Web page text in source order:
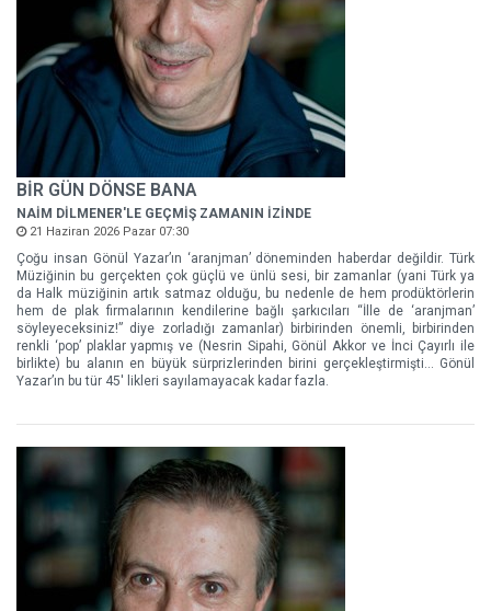
BİR GÜN DÖNSE BANA
NAİM DİLMENER'LE GEÇMİŞ ZAMANIN İZİNDE
21 Haziran 2026 Pazar 07:30
Çoğu insan Gönül Yazar’ın ‘aranjman’ döneminden haberdar değildir. Türk
Müziğinin bu gerçekten çok güçlü ve ünlü sesi, bir zamanlar (yani Türk ya
da Halk müziğinin artık satmaz olduğu, bu nedenle de hem prodüktörlerin
hem de plak firmalarının kendilerine bağlı şarkıcıları “İlle de ‘aranjman’
söyleyeceksiniz!” diye zorladığı zamanlar) birbirinden önemli, birbirinden
renkli ‘pop’ plaklar yapmış ve (Nesrin Sipahi, Gönül Akkor ve İnci Çayırlı ile
birlikte) bu alanın en büyük sürprizlerinden birini gerçekleştirmişti… Gönül
Yazar’ın bu tür 45' likleri sayılamayacak kadar fazla.